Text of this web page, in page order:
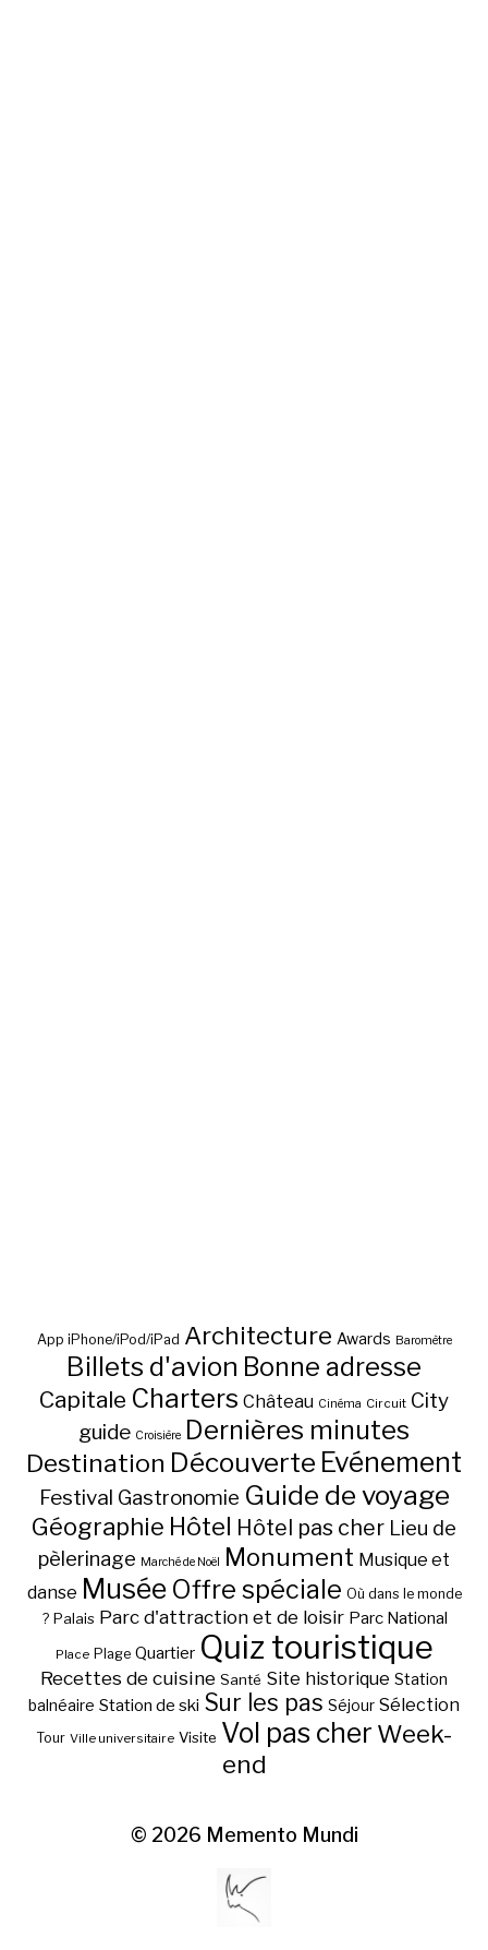
App iPhone/iPod/iPad Architecture Awards Baromètre
Billets d'avion Bonne adresse
Capitale Charters Château Cinéma Circuit City
guide Croisière Dernières minutes
Destination Découverte Evénement
Festival Gastronomie Guide de voyage
Géographie Hôtel Hôtel pas cher Lieu de
pèlerinage Marché de Noël Monument Musique et
danse Musée Offre spéciale Où dans le monde
? Palais Parc d'attraction et de loisir Parc National
Place Plage Quartier Quiz touristique
Recettes de cuisine Santé Site historique Station
balnéaire Station de ski Sur les pas Séjour Sélection
Tour Ville universitaire Visite Vol pas cher Week-
end
© 2026 Memento Mundi